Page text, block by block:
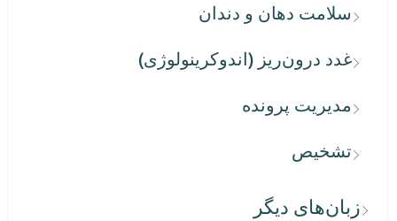
سلامت دهان و دندان
غدد درون‌ریز (اندوکرینولوژی)
مدیریت پرونده
تشخیص
زبان‌های دیگر